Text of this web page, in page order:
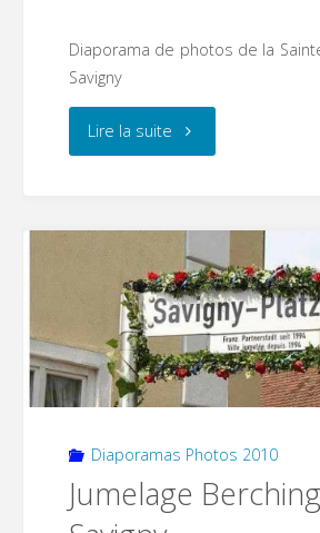
Diaporama de photos de la
Savigny
Lire la suite"Sainte
Diaporamas Photos 2010
Jumelage